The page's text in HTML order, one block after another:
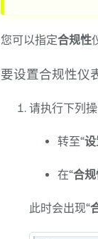
您可以指定合规性
要设置合规性仪
请执行下列操
转至“设
在“合规
此时会出现“